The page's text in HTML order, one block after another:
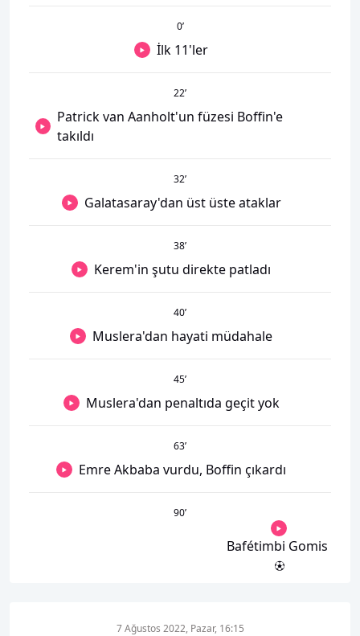
0’
İlk 11'ler
22’
Patrick van Aanholt'un füzesi Boffin'e
takıldı
32’
Galatasaray'dan üst üste ataklar
38’
Kerem'in şutu direkte patladı
40’
Muslera'dan hayati müdahale
45’
Muslera'dan penaltıda geçit yok
63’
Emre Akbaba vurdu, Boffin çıkardı
90’
Bafétimbi Gomis
7 Ağustos 2022, Pazar, 16:15